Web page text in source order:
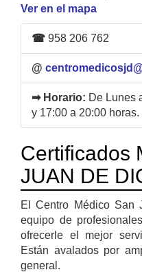
Ver en el mapa
☎ 958 206 762
@
➡ Horario: De Lunes
y 17:00 a 20:00 horas.
Certificados
JUAN DE
El Centro Médico San
equipo de
ofrecerle el mejor
Están avalados por
general.